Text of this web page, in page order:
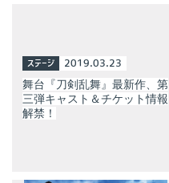
ステージ 2019.03.23
舞台『刀剣乱舞』最新作、第
三弾キャスト＆チケット情報
解禁！